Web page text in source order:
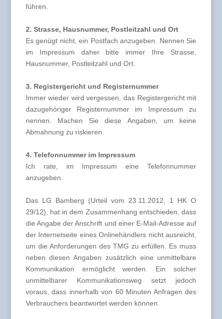
führen.
2. Strasse, Hausnummer, Postleitzahl und Ort
Es genügt nicht, ein Postfach anzugeben. Nennen Sie
im Impressum daher bitte immer Ihre Strasse,
Hausnummer, Postleitzahl und Ort.
3. Registergericht und Registernummer
Immer wieder wird vergessen, das Registergericht mit
dazugehöriger Registernummer im Impressum zu
nennen. Machen Sie diese Angaben, um keine
Abmahnung zu riskieren.
4. Telefonnummer im Impressum
Ich rate, im Impressum eine Telefonnummer
anzugeben.
Das LG Bamberg (Urteil vom 23.11.2012, 1 HK O
29/12), hat in dem Zusammenhang entschieden, dass
die Angabe der Anschrift und einer E-Mail-Adresse auf
der Internetseite eines Onlinehändlers nicht ausreicht,
um die Anforderungen des TMG zu erfüllen. Es muss
neben diesen Angaben zusätzlich eine unmittelbare
Kommunikation ermöglicht werden. Ein solcher
unmittelbarer Kommunikationsweg setzt jedoch
voraus, dass innerhalb von 60 Minuten Anfragen des
Verbrauchers beantwortet werden können.